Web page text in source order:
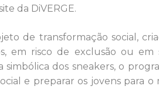
da DiVERGE.
de transformação social,
em risco de exclusão ou em
dos sneakers, o
e preparar os jovens para o